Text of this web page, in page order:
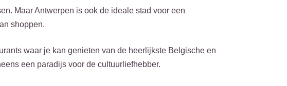
Maar Antwerpen is ook de ideale stad voor een
shoppen.
waar je kan genieten van de heerlijkste Belgische en
een paradijs voor de cultuurliefhebber.